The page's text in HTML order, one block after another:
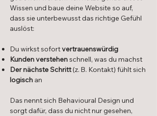
Wissen und baue deine Website so auf,
dass sie unterbewusst das richtige Gefühl
auslöst:
Du wirkst sofortvertrauenswürdig
Kunden verstehenschnell, was du machst
Der nächste Schritt(z. B. Kontakt) fühlt sich
logisch an
Das nennt sich Behavioural Design und
sorgt dafür, dass du nicht nur gesehen,